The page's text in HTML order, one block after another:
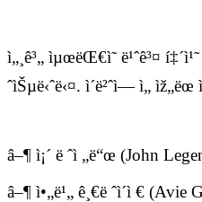
ì„¸ê³„ ìµœëŒ€ì˜ ë¹ˆê³¤
ˆìŠµë‹ˆë‹¤. ì´ë²ˆì— ì„
â–¶ ì¡´ ë ˆì „ë“œ (John
â–¶ ì•„ë¹„ ê¸€ë ˆì´ì €